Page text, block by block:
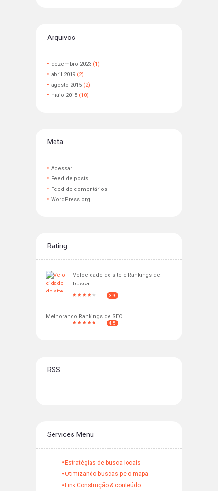
Arquivos
dezembro 2023(1)
abril 2019(2)
agosto 2015(2)
maio 2015(10)
Meta
Acessar
Feed de posts
Feed de comentários
WordPress.org
Rating
Velocidade do site e Rankings de
busca
3.9
Melhorando Rankings de SEO
4.5
RSS
Services Menu
Estratégias de busca locais
Otimizando buscas pelo mapa
Link Construção & conteúdo